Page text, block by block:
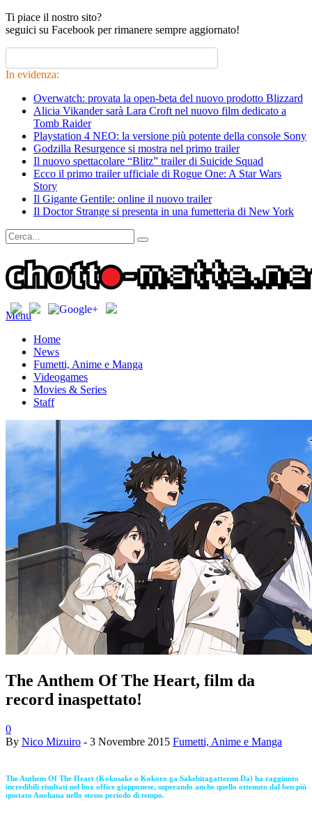
Ti piace il nostro sito?
seguici su Facebook per rimanere sempre aggiornato!
In evidenza:
Overwatch: provata la open-beta del nuovo prodotto Blizzard
Alicia Vikander sarà Lara Croft nel nuovo film dedicato a
Tomb Raider
Playstation 4 NEO: la versione più potente della console Sony
Godzilla Resurgence si mostra nel primo trailer
Il nuovo spettacolare “Blitz” trailer di Suicide Squad
Ecco il primo trailer ufficiale di Rogue One: A Star Wars
Story
Il Gigante Gentile: online il nuovo trailer
Il Doctor Strange si presenta in una fumetteria di New York
Menu
Home
News
Fumetti, Anime e Manga
Videogames
Movies & Series
Staff
The Anthem Of The Heart, film da
record inaspettato!
0
By Nico Mizuiro - 3 Novembre 2015 Fumetti, Anime e Manga
The Anthem Of The Heart (Kokosake o Kokoro ga Sakebitagatterun Da) ha raggiunto
incredibili risultati nel box office giapponese, superando anche quello ottenuto dal ben più
quotato Anohana nello stesso periodo di tempo.